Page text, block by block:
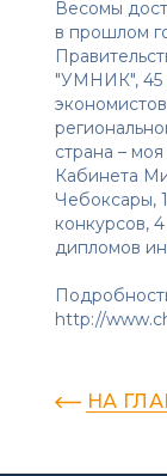
Весомы
в прошлом
"УМНИК", 45
страна –
Кабинета
Чебоксары,
конкурсов,
дипломов
http://
НА